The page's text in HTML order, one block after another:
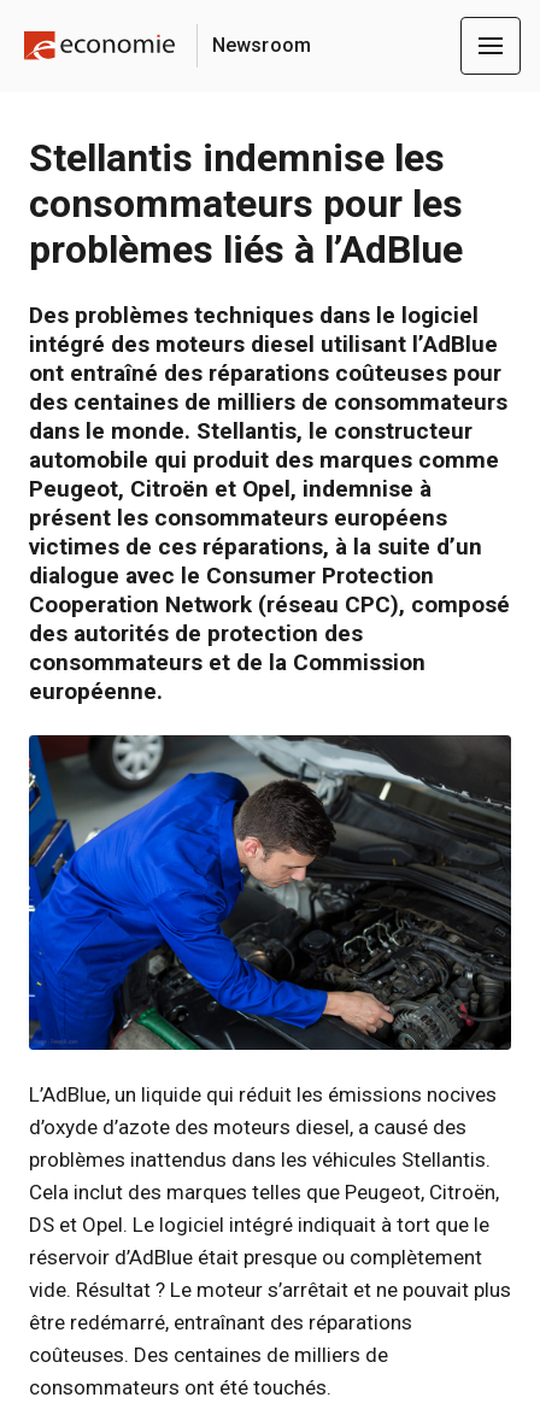
Newsroom
Stellantis indemnise les
consommateurs pour les
problèmes liés à l’AdBlue
Des problèmes techniques dans le logiciel
intégré des moteurs diesel utilisant l’AdBlue
ont entraîné des réparations coûteuses pour
des centaines de milliers de consommateurs
dans le monde. Stellantis, le constructeur
automobile qui produit des marques comme
Peugeot, Citroën et Opel, indemnise à
présent les consommateurs européens
victimes de ces réparations, à la suite d’un
dialogue avec le Consumer Protection
Cooperation Network (réseau CPC), composé
des autorités de protection des
consommateurs et de la Commission
européenne.
JPG
L’AdBlue, un liquide qui réduit les émissions nocives
d’oxyde d’azote des moteurs diesel, a causé des
problèmes inattendus dans les véhicules Stellantis.
Cela inclut des marques telles que Peugeot, Citroën,
DS et Opel. Le logiciel intégré indiquait à tort que le
réservoir d’AdBlue était presque ou complètement
vide. Résultat ? Le moteur s’arrêtait et ne pouvait plus
être redémarré, entraînant des réparations
coûteuses. Des centaines de milliers de
consommateurs ont été touchés.